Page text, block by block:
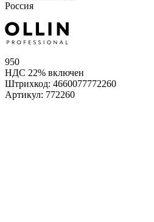
Россия
950
НДС 22% включен
Штрихкод: 4660077772260
Артикул: 772260